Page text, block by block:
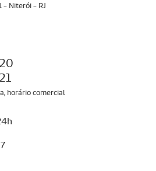
- Niterói - RJ
horário comercial